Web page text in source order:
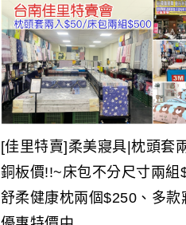
[佳里特賣]柔美寢具|枕頭套
銅板價!!~床包不分尺寸兩組
舒柔健康枕兩個$250、多款